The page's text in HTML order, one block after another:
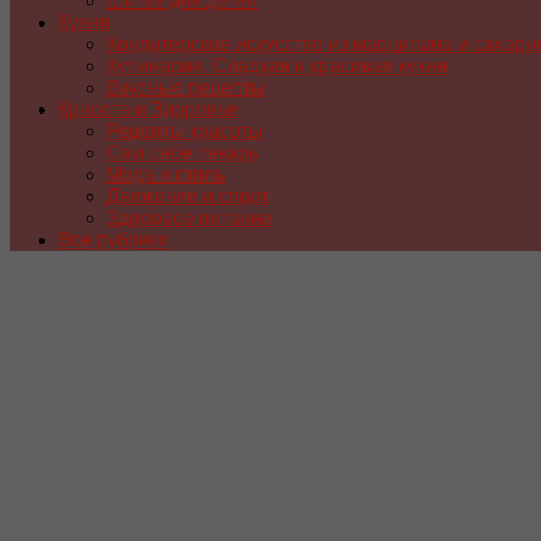
Кухня
Кондитерское искусство из марципана и
Кулинария. Сладкая и красивая кухня
Вкусные рецепты
Красота и Здоровье
Рецепты красоты
Сам себе лекарь
Мода и стиль
Движение и спорт
Здоровое питание
Все рубрики